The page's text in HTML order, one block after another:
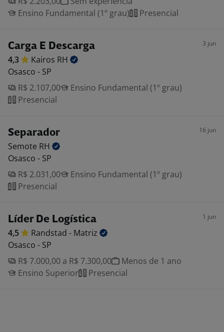
Ensino Fundamental (1º grau)
Presencial
Carga E Descarga 3 jun
4,3 Kairos RH
Osasco - SP
R$ 2.107,00
Ensino Fundamental (1º grau)
Presencial
Separador 16 jun
Semote RH
Osasco - SP
R$ 2.031,00
Ensino Fundamental (1º grau)
Presencial
Líder De Logística 1 jun
4,5 Randstad - Matriz
Osasco - SP
R$ 7.000,00 a R$ 7.300,00
Menos de 1 ano
Ensino Superior
Presencial